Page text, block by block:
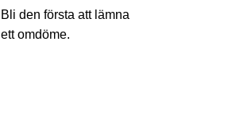
Bli den första att lämna
ett omdöme.